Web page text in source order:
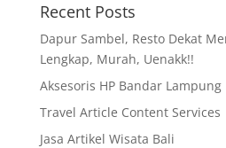
Recent Posts
Dapur Sambel, Resto Dekat
Lengkap, Murah, Uenakk!!
Aksesoris HP Bandar Lampung
Travel Article Content Services
Jasa Artikel Wisata Bali